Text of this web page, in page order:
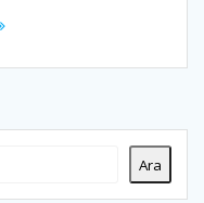
Ara